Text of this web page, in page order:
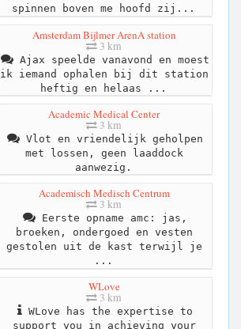
spinnen boven me hoofd zij...
Amsterdam Bijlmer ArenA station
3 km
Ajax speelde vanavond en moest
ik iemand ophalen bij dit station
heftig en helaas ...
Academic Medical Center
3 km
Vlot en vriendelijk geholpen
met lossen, geen laaddock
aanwezig.
Academisch Medisch Centrum
3 km
Eerste opname amc: jas,
broeken, ondergoed en vesten
gestolen uit de kast terwijl je
...
WLove
3 km
WLove has the expertise to
support you in achieving your